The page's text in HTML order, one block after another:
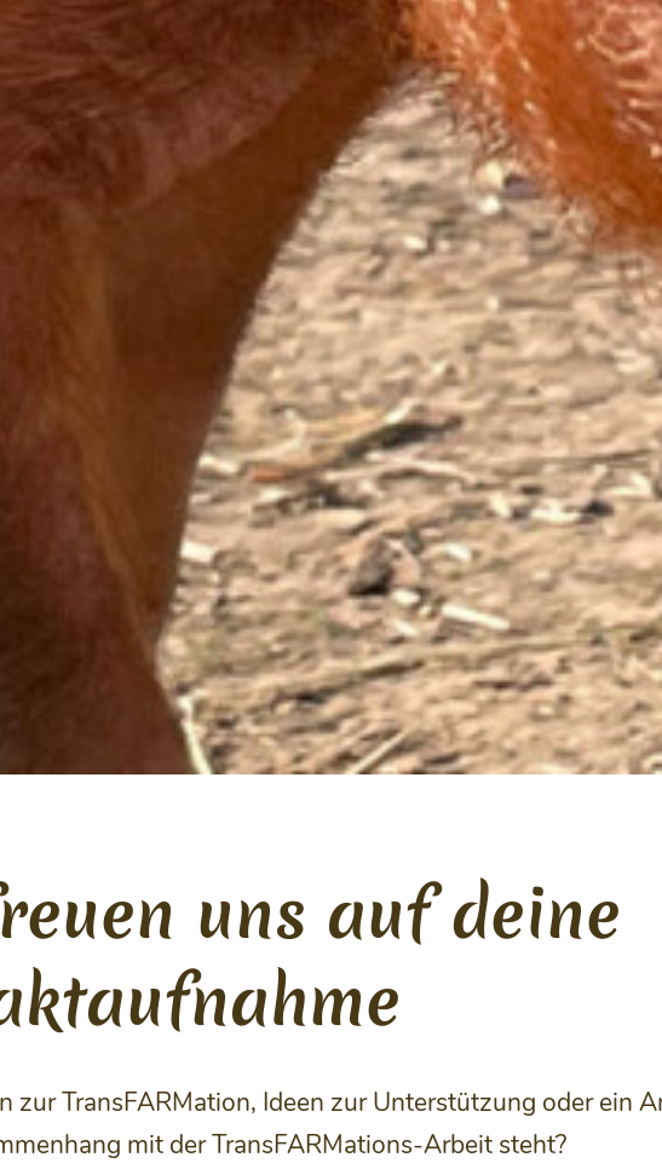
uns auf deine
zur TransFARMation, Ideen zur Unterstützung oder ein
mit der TransFARMations-Arbeit steht?